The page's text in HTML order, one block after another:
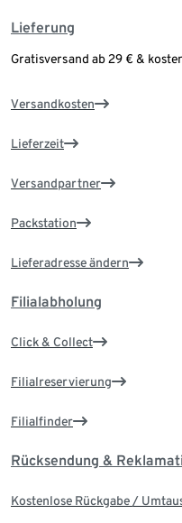
Lieferung
Gratisversand ab 29 € &
Versandkosten
Lieferzeit
Versandpartner
Packstation
Lieferadresse ändern
Filialabholung
Click & Collect
Filialreservierung
Filialfinder
Rücksendung &
Kostenlose Rückgabe /